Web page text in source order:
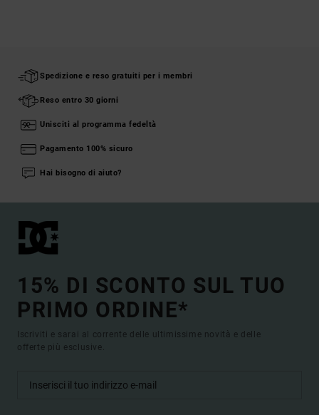
Spedizione e reso gratuiti per i membri
Reso entro 30 giorni
Unisciti al programma fedeltà
Pagamento 100% sicuro
Hai bisogno di aiuto?
15% DI SCONTO SUL TUO
PRIMO ORDINE*
Iscriviti e sarai al corrente delle ultimissime novità e delle
offerte più esclusive.